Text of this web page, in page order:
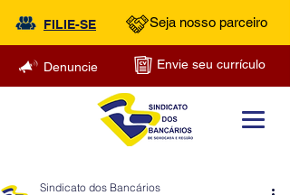
FILIE-SE Seja nosso parceiro
Denuncie Envie seu currículo
Sindicato dos Bancários